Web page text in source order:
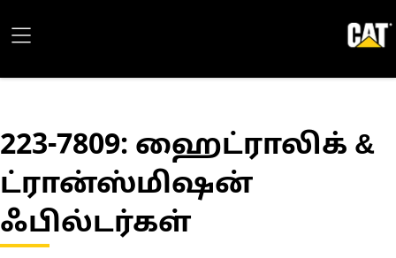
223-7809: ஹைட்ராலிக் &
ட்ரான்ஸ்மிஷன்
ஃபில்டர்கள்